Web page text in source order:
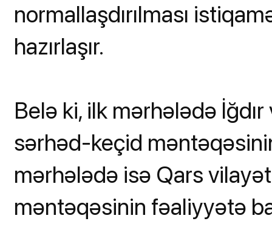
normallaşdırılması
hazırlaşır.
Belə ki, ilk mərhələdə
sərhəd-keçid məntəqəsinin
mərhələdə isə Qars
məntəqəsinin fəaliyyətə